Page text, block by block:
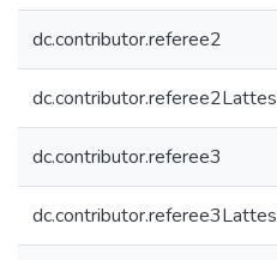
dc.contributor.referee2
dc.contributor.referee2Lattes
dc.contributor.referee3
dc.contributor.referee3Lattes